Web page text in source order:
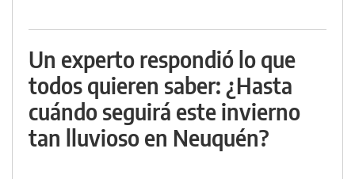
Un experto respondió lo que
todos quieren saber: ¿Hasta
cuándo seguirá este invierno
tan lluvioso en Neuquén?